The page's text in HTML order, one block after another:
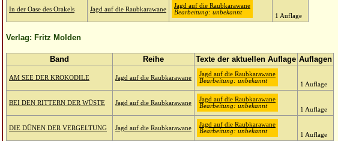
In der Oase des Orakels Jagd auf die Raubkarawane
Jagd auf die Raubkarawane
Bearbeitung: unbekannt
1 Auflage
Verlag: Fritz Molden
Band Reihe Texte der aktuellen Auflage Auflagen
AM SEE DER KROKODILE Jagd auf die Raubkarawane
Jagd auf die Raubkarawane
Bearbeitung: unbekannt
1 Auflage
BEI DEN RITTERN DER WÜSTE Jagd auf die Raubkarawane
Jagd auf die Raubkarawane
Bearbeitung: unbekannt
1 Auflage
DIE DÜNEN DER VERGELTUNG Jagd auf die Raubkarawane
Jagd auf die Raubkarawane
Bearbeitung: unbekannt
1 Auflage